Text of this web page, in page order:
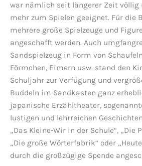
war nämlich seit längerer Zeit völlig
mehr zum Spielen geeignet. Für die
mehrere große Spielzeuge und
angeschafft werden. Auch
Sandspielzeug in Form von
Förmchen, Eimern usw. stand den
Schuljahr zur Verfügung und
Buddeln im Sandkasten ganz
japanische Erzähltheater,
lustigen und lehrreichen
„Das Kleine-Wir in der Schule“, „Die
„Die große Wörterfabrik“ oder
durch die großzügige Spende